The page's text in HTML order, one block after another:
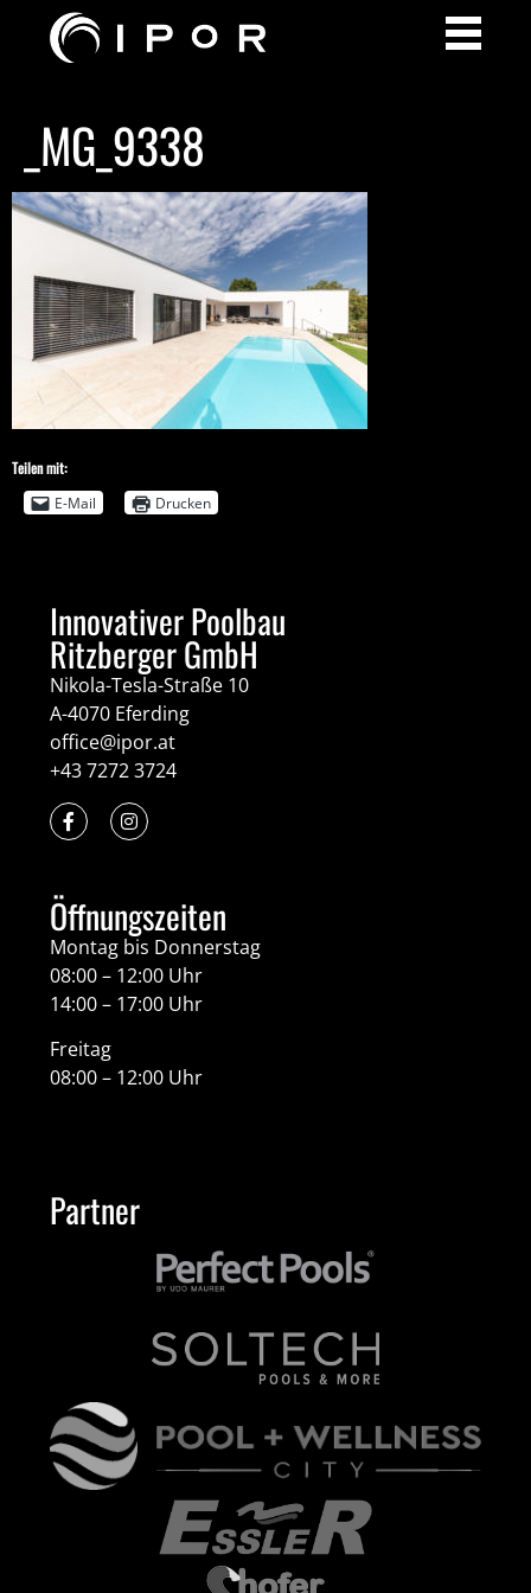
_MG_9338
Teilen mit:
E-Mail
Drucken
Innovativer Poolbau
Ritzberger GmbH
Nikola-Tesla-Straße 10
A-4070 Eferding
office@ipor.at
+43 7272 3724
Öffnungszeiten
Montag bis Donnerstag
08:00 – 12:00 Uhr
14:00 – 17:00 Uhr
Freitag
08:00 – 12:00 Uhr
Partner